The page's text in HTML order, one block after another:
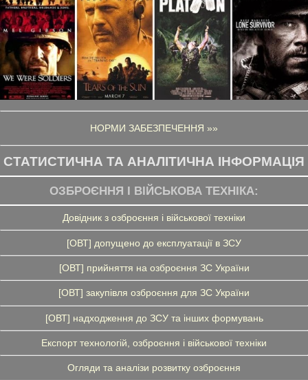
НОРМИ ЗАБЕЗПЕЧЕННЯ »»
СТАТИСТИЧНА ТА АНАЛІТИЧНА ІНФОРМАЦІЯ
ОЗБРОЄННЯ І ВІЙСЬКОВА ТЕХНІКА:
Довідник з озброєння і військової техніки
[ОВТ] допущено до експлуатації в ЗСУ
[ОВТ] прийняття на озброєння ЗС України
[ОВТ] закупівля озброєння для ЗС України
[ОВТ] надходження до ЗСУ та інших формувань
Експорт технологій, озброєння і військової техніки
Огляди та аналізи розвитку озброєння